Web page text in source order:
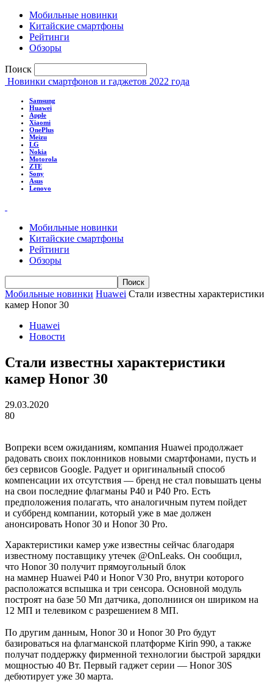
Мобильные новинки
Китайские смартфоны
Рейтинги
Обзоры
Поиск
Новинки смартфонов и гаджетов 2022 года
Samsung
Huawei
Apple
Xiaomi
OnePlus
Meizu
LG
Nokia
Motorola
ZTE
Sony
Asus
Lenovo
Мобильные новинки
Китайские смартфоны
Рейтинги
Обзоры
Мобильные новинки Huawei Стали известны характеристики
камер Honor 30
Huawei
Новости
Стали известны характеристики
камер Honor 30
29.03.2020
80
Вопреки всем ожиданиям, компания Huawei продолжает
радовать своих поклонников новыми смартфонами, пусть и
без сервисов Google. Радует и оригинальный способ
компенсации их отсутствия — бренд не стал повышать цены
на свои последние флагманы P40 и P40 Pro. Есть
предположения полагать, что аналогичным путем пойдет
и суббренд компании, который уже в мае должен
анонсировать Honor30 и Honor30 Pro.
Характеристики камер уже известны сейчас благодаря
известному поставщику утечек @OnLeaks. Он сообщил,
что Honor30 получит прямоугольный блок
на мамнер Huawei P40 и HonorV30 Pro, внутри которого
расположатся вспышка и три сенсора. Основной модуль
построят на базе 50 Мп датчика, дополниися он шириком на
12 МП и телевиком с разрешением 8 МП.
По другим данным, Honor30 и Honor30 Pro будут
базироваться на флагманской платформе Kirin 990, а также
получат поддержку фирменной технологии быстрой зарядки
мощностью 40 Вт. Первый гаджет серии — Honor30S
дебютирует уже 30 марта.